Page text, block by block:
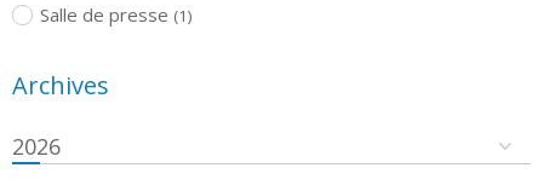
Salle de presse (1)
Archives
2026